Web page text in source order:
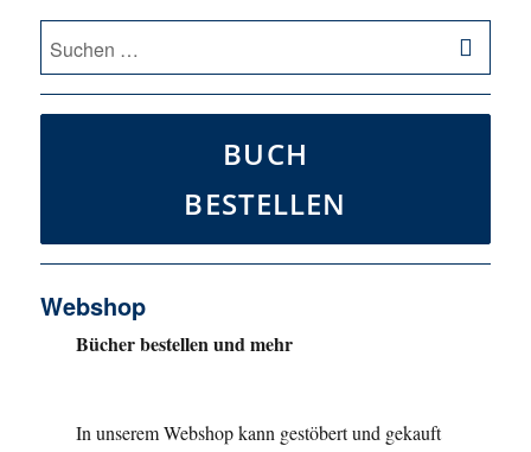
Suche
nach:
BUCH
BESTELLEN
Webshop
Bücher bestellen und mehr
In unserem Webshop kann gestöbert und gekauft